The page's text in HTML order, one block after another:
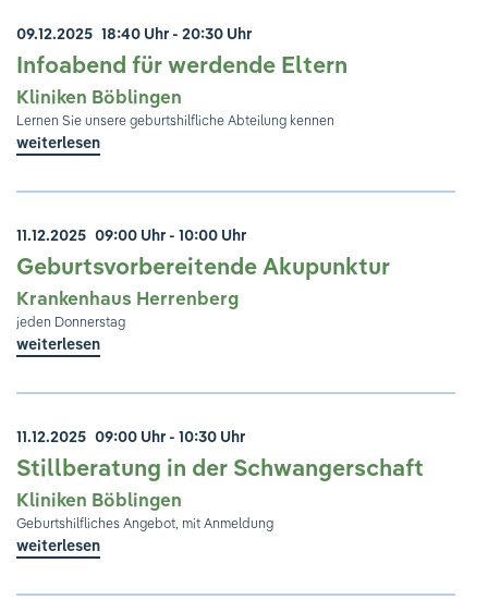
09.12.2025 18:40 Uhr - 20:30 Uhr
Infoabend für werdende Eltern
Kliniken Böblingen
Lernen Sie unsere geburtshilfliche Abteilung kennen
weiterlesen
11.12.2025 09:00 Uhr - 10:00 Uhr
Geburtsvorbereitende Akupunktur
Krankenhaus Herrenberg
jeden Donnerstag
weiterlesen
11.12.2025 09:00 Uhr - 10:30 Uhr
Stillberatung in der Schwangerschaft
Kliniken Böblingen
Geburtshilfliches Angebot, mit Anmeldung
weiterlesen